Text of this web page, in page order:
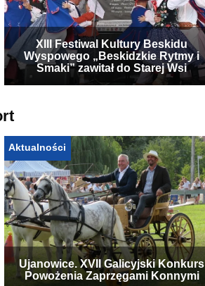
XIII Festiwal Kultury Beskidu
Wyspowego „Beskidzkie Rytmy i
Smaki” zawitał do Starej Wsi
Aktualności
Ujanowice. XVII Galicyjski Konkurs
Powożenia Zaprzęgami Konnymi